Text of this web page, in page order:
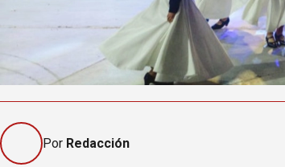
Por Redacción